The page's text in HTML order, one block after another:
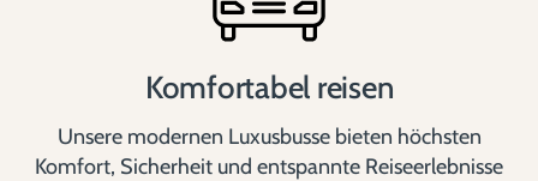
Komfortabel reisen
Unsere modernen Luxusbusse bieten höchsten
Komfort, Sicherheit und entspannte Reiseerlebnisse